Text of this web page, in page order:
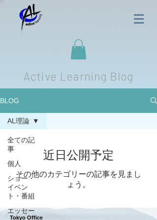
Active Learning Blog
BLOG
全ての記
事
個人
ショー・
イベン
ト・番組
エッセー
AL理論
近日公開予定
その他のカテゴリーの記事を見まし
ょう。
Tokyo Office